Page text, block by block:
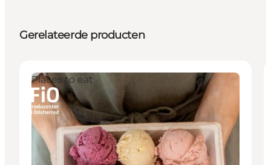
Gerelateerde producten
Places to eat